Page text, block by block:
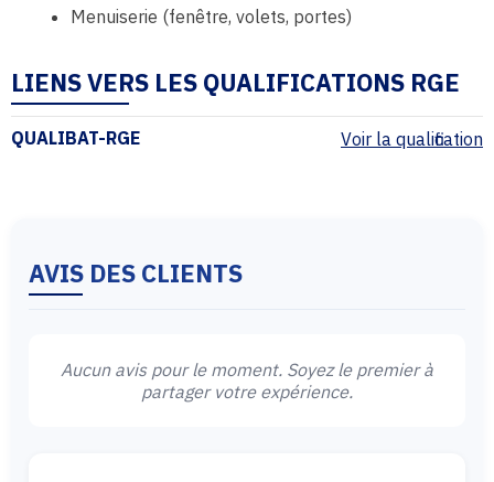
Menuiserie (fenêtre, volets, portes)
LIENS VERS LES QUALIFICATIONS RGE
QUALIBAT-RGE Voir la qualification
AVIS DES CLIENTS
Aucun avis pour le moment. Soyez le premier à
partager votre expérience.